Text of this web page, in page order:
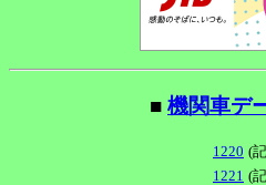
■ 機関車デ
1220 (
1221 (